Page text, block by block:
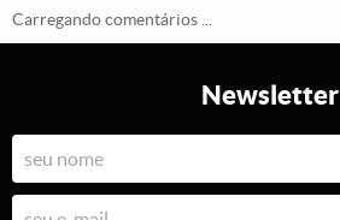
Carregando comentários ...
Newsletter